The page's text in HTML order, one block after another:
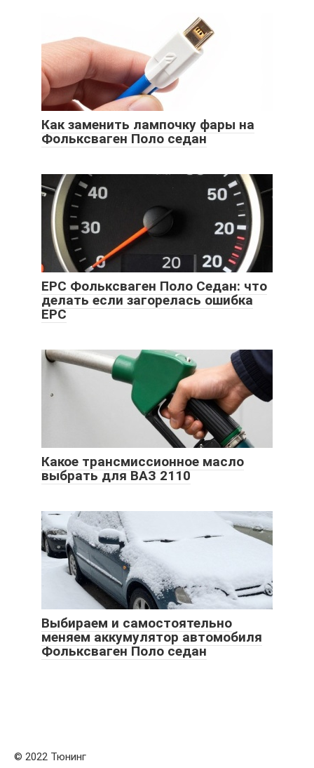
Как заменить лампочку фары на
Фольксваген Поло седан
EPC Фольксваген Поло Седан: что
делать если загорелась ошибка
EPC
Какое трансмиссионное масло
выбрать для ВАЗ 2110
Выбираем и самостоятельно
меняем аккумулятор автомобиля
Фольксваген Поло седан
© 2022 Тюнинг